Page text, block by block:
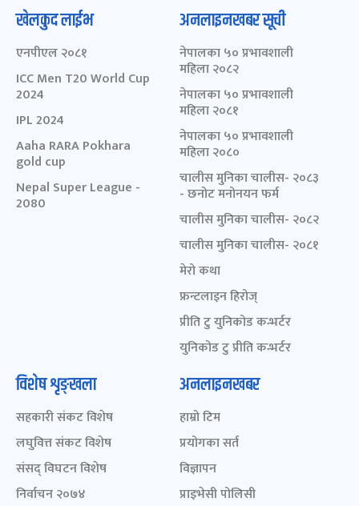
खेलकुद लाईभ
एनपीएल २०८१
ICC Men T20 World Cup
2024
IPL 2024
Aaha RARA Pokhara
gold cup
Nepal Super League -
2080
अनलाइनखबर सूची
नेपालका ५० प्रभावशाली
महिला २०८२
नेपालका ५० प्रभावशाली
महिला २०८१
नेपालका ५० प्रभावशाली
महिला २०८०
चालीस मुनिका चालीस- २०८३
- छनोट मनोनयन फर्म
चालीस मुनिका चालीस- २०८२
चालीस मुनिका चालीस- २०८१
मेरो कथा
फ्रन्टलाइन हिरोज्
प्रीति टु युनिकोड कन्भर्टर
युनिकोड टु प्रीति कन्भर्टर
विशेष शृङ्खला
सहकारी संकट विशेष
लघुवित्त संकट विशेष
संसद् विघटन विशेष
निर्वाचन २०७४
अनलाइनखबर
हाम्रो टिम
प्रयोगका सर्त
विज्ञापन
प्राइभेसी पोलिसी